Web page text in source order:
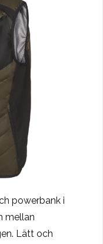
powerbank i
mellan
Lätt och